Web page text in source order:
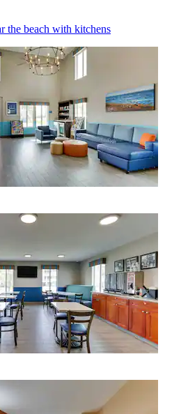
the beach with kitchens